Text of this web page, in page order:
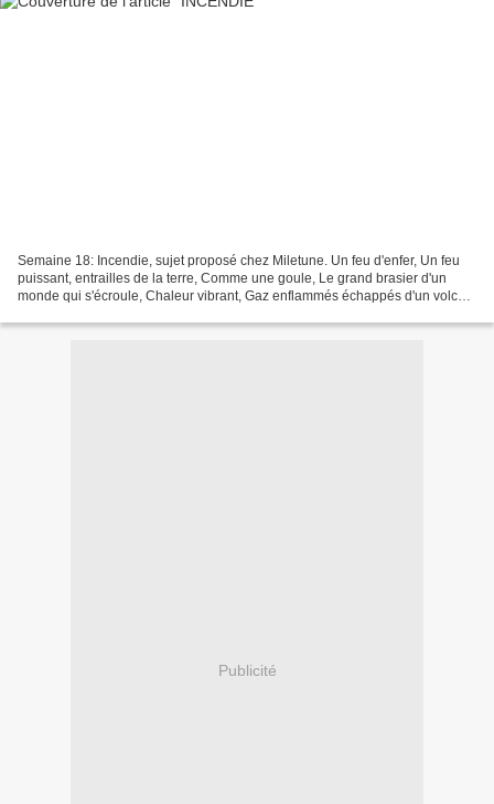
Semaine 18: Incendie, sujet proposé chez Miletune. Un feu d'enfer, Un feu
puissant, entrailles de la terre, Comme une goule, Le grand brasier d'un
monde qui s'écroule, Chaleur vibrant, Gaz enflammés échappés d'un volcan
Publicité